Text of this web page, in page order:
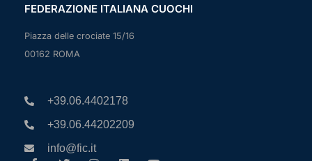
FEDERAZIONE ITALIANA CUOCHI
Piazza delle crociate 15/16
00162 ROMA
+39.06.4402178
+39.06.44202209
info@fic.it